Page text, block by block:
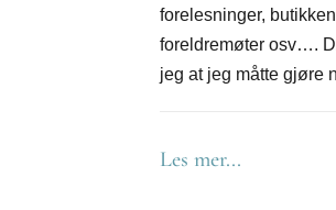
forelesninger,
foreldremøter osv….
jeg at jeg måtte gjøre
Les mer...